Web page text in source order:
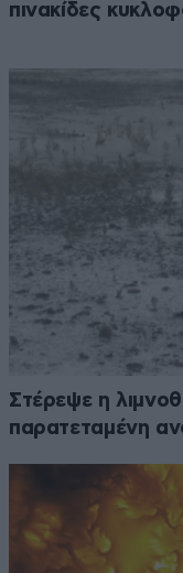
πινακίδες
Στέρεψε η
παρατεταμένη